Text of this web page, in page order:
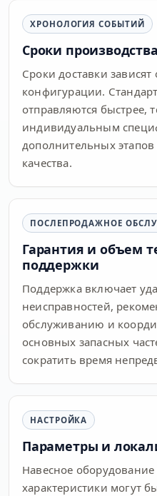
ХРОНОЛОГИЯ СОБЫТИЙ
Сроки
Сроки доставки зависят
конфигурации.
отправляются быстрее,
индивидуальным
дополнительных
качества.
ПОСЛЕПРОДАЖНОЕ
Гарантия и объем
поддержки
Поддержка включает
неисправностей,
обслуживанию и
основных запасных
сократить время
НАСТРОЙКА
Параметры и
Навесное
характеристики могут